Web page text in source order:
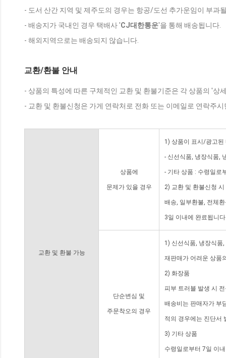
- 도서 산간 지역 및 제주도의 경우는 항공/도선 추가운임이 부과
- 배송지가 국내인 경우 택배사 'CJ대한통운'을 통해 배송됩니다.
- 해외지역으로는 배송되지 않습니다.
교환/환불 안내
- 상품의 특성에 따른 구체적인 교환 및 환불기준은 각 상품의 '상
- 교환 및 환불신청은 가게 연락처로 전화 또는 이메일로 연락주
교환 및 환불 가능
상품에
문제가 있을 경우
1) 상품이 표시/광고된
- 신선식품, 냉장식품,
- 기타 상품 : 수령일로
2) 교환 및 환불신청
배송, 일부환불, 전체
3일 이내에 완료됩니
단순변심 및
주문착오의 경우
1) 신선식품, 냉장식품
재판매가 어려운 상품
2) 화장품
피부 트러블 발생 시
배송비는 판매자가 부
적의 경우에는 진단서
3) 기타 상품
수령일로부터 7일 이